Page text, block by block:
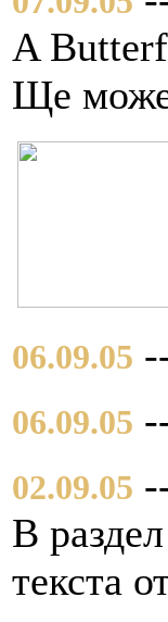
A
Ще
06.09.05
06.09.05
02.09.05
В
текста